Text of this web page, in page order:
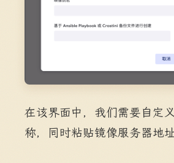
在该界面中，我们需要自定
称，同时粘贴镜像服务器地